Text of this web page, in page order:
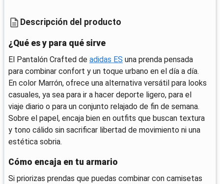
Descripción del producto
¿Qué es y para qué sirve
El Pantalón Crafted de adidas ES una prenda pensada
para combinar confort y un toque urbano en el día a día.
En color Marrón, ofrece una alternativa versátil para looks
casuales, ya sea para ir a hacer deporte ligero, para el
viaje diario o para un conjunto relajado de fin de semana.
Sobre el papel, encaja bien en outfits que buscan textura
y tono cálido sin sacrificar libertad de movimiento ni una
estética sobria.
Cómo encaja en tu armario
Si priorizas prendas que puedas combinar con camisetas